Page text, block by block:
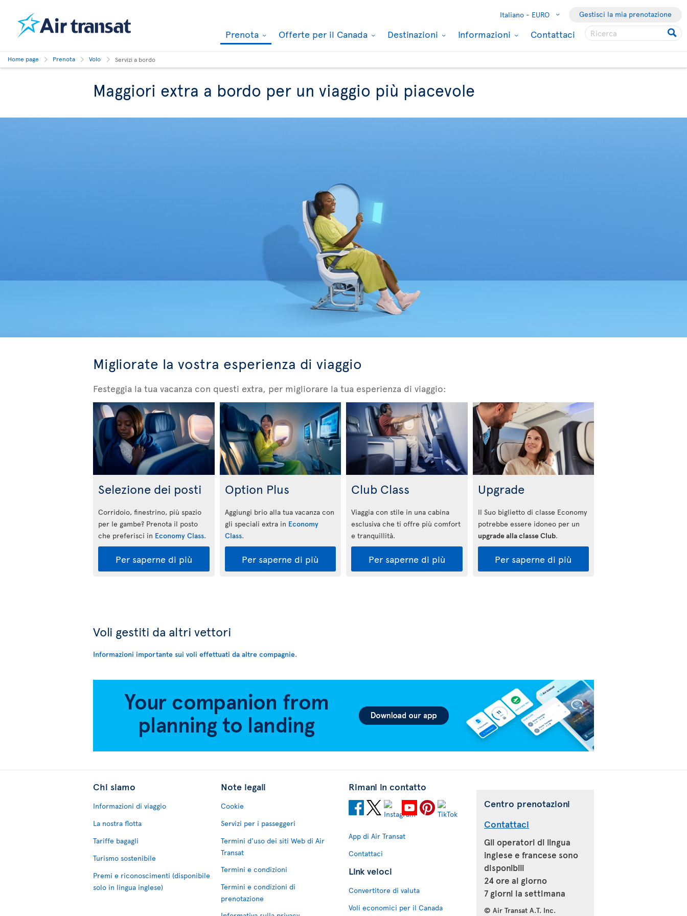
Italiano - EURO Gestisci la mia prenotazione
Prenota Offerte per il Canada Destinazioni Informazioni Contattaci
Home page Prenota Volo Servizi a bordo
Maggiori extra a bordo per un viaggio più piacevole
Migliorate la vostra esperienza di viaggio
Festeggia la tua vacanza con questi extra, per migliorare la tua esperienza di viaggio:
Selezione dei posti
Corridoio, finestrino, più spazio
per le gambe? Prenota il posto
che preferisci in Economy Class.
Per saperne di più
Option Plus
Aggiungi brio alla tua vacanza con
gli speciali extra in Economy
Class.
Per saperne di più
Club Class
Viaggia con stile in una cabina
esclusiva che ti offre più comfort
e tranquillità.
Per saperne di più
Upgrade
Il Suo biglietto di classe Economy
potrebbe essere idoneo per un
upgrade alla classe Club.
Per saperne di più
Voli gestiti da altri vettori
Informazioni importante sui voli effettuati da altre compagnie.
Chi siamo
Informazioni di viaggio
La nostra flotta
Tariffe bagagli
Turismo sostenibile
Premi e riconoscimenti (disponibile
solo in lingua inglese)
Note legali
Cookie
Servizi per i passeggeri
Termini d'uso dei siti Web di Air
Transat
Termini e condizioni
Termini e condizioni di
prenotazione
Rimani in contatto
App di Air Transat
Contattaci
Link veloci
Convertitore di valuta
Voli economici per il Canada
Centro prenotazioni
Contattaci
Gli operatori di lingua
inglese e francese sono
disponibili
24 ore al giorno
7 giorni la settimana
© Air Transat A.T. Inc.